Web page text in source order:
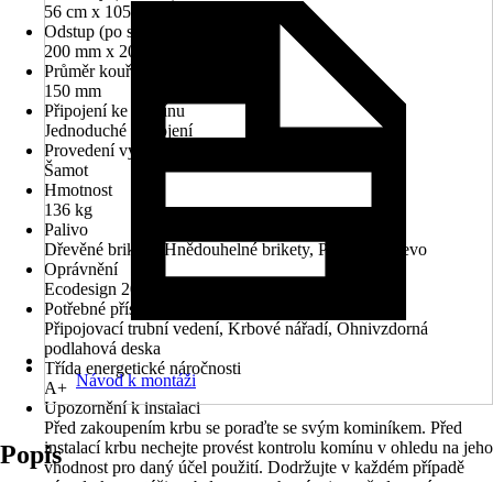
56 cm x 105 cm x 44.2 cm
Odstup (po straně/vzadu/vpředu)
200 mm x 200 mm x 800 mm
Průměr kouřovodu
150 mm
Připojení ke komínu
Jednoduché připojení
Provedení vyzdívky
Šamot
Hmotnost
136 kg
Palivo
Dřevěné brikety, Hnědouhelné brikety, Polenové dřevo
Oprávnění
Ecodesign 2022
Potřebné příslušenství
Připojovací trubní vedení, Krbové nářadí, Ohnivzdorná
podlahová deska
Třída energetické náročnosti
A+
Upozornění k instalaci
Před zakoupením krbu se poraďte se svým kominíkem. Před
instalací krbu nechejte provést kontrolu komínu v ohledu na jeho
vhodnost pro daný účel použití. Dodržujte v každém případě
Návod k montáži
Popis